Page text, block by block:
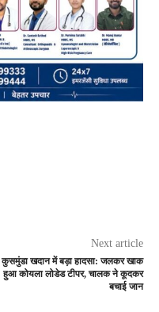
Next article
कुसमुंडा खदान में बड़ा हादसा: जलकर खाक
हुआ कोयला लोडेड टीपर, चालक ने कूदकर
बचाई जान